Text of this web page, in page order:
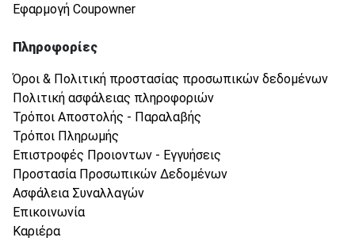
Εφαρμογή Coupowner
Πληροφορίες
Όροι & Πολιτική προστασίας προσωπικών δεδομένων
Πολιτική ασφάλειας πληροφοριών
Τρόποι Αποστολής - Παραλαβής
Τρόποι Πληρωμής
Επιστροφές Προιοντων - Εγγυήσεις
Προστασία Προσωπικών Δεδομένων
Ασφάλεια Συναλλαγών
Επικοινωνία
Καριέρα